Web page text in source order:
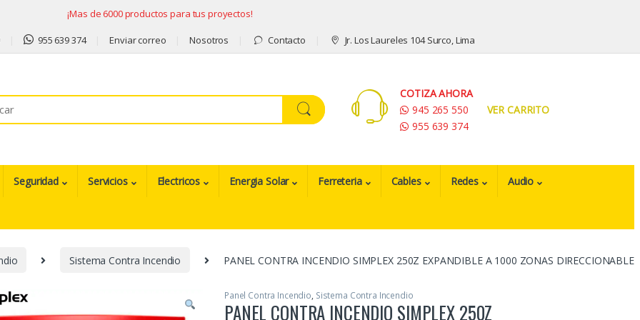
¡Mas de 6000 productos para tus proyectos!
955 639 374 Enviar correo Nosotros Contacto Jr. Los Laureles 104 Surco, Lima
COTIZA AHORA
945 265 550
955 639 374
VER CARRITO
Seguridad Servicios Electricos Energia Solar Ferreteria Cables Redes Audio
Sistema Contra Incendio PANEL CONTRA INCENDIO SIMPLEX 250Z EXPANDIBLE A 1000 ZONAS DIRECCIONABLE
Panel Contra Incendio, Sistema Contra Incendio
PANEL CONTRA INCENDIO SIMPLEX 250Z